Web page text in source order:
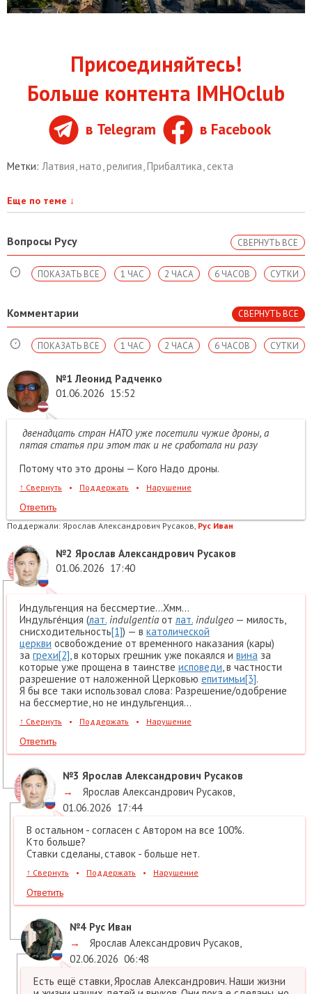
Присоединяйтесь!
Больше контента IMHOclub
в Telegram в Facebook
Метки: Латвия нато религия Прибалтика секта
Еще по теме ↓
Вопросы Русу СВЕРНУТЬ ВСЕ
СУТКИ
6 ЧАСОВ
2 ЧАСА
1 ЧАС
ПОКАЗАТЬ ВСЕ
Комментарии СВЕРНУТЬ ВСЕ
СУТКИ
6 ЧАСОВ
2 ЧАСА
1 ЧАС
ПОКАЗАТЬ ВСЕ
№1 Леонид Радченко
01.06.2026 15:52
двенадцать стран НАТО уже посетили чужие дроны, а
пятая статья при этом так и не сработала ни разу
Потому что это дроны — Кого Надо дроны.
↑ Свернуть • Поддержать • Нарушение
Ответить
Поддержали: Ярослав Александрович Русаков, Рус Иван
№2 Ярослав Александрович Русаков
01.06.2026 17:40
Индульгенция на бессмертие...Хмм...
Индульге́нция (лат. indulgentia от лат. indulgeo — милость,
снисходительность[1]) — в католической
церкви освобождение от временного наказания (кары)
за грехи[2] , в которых грешник уже покаялся и вина за
которые уже прощена в таинстве исповеди , в частности
разрешение от наложенной Церковью епитимьи[3].
Я бы все таки использовал слова: Разрешение/одобрение
на бессмертие, но не индульгенция...
↑ Свернуть • Поддержать • Нарушение
Ответить
№3 Ярослав Александрович Русаков
→
Ярослав Александрович Русаков
01.06.2026 17:44
В остальном - согласен с Автором на все 100%.
Кто больше?
Ставки сделаны, ставок - больше нет.
↑ Свернуть • Поддержать • Нарушение
Ответить
№4 Рус Иван
→
Ярослав Александрович Русаков
02.06.2026 06:48
Есть ещё ставки, Ярослав Александрович. Наши жизни